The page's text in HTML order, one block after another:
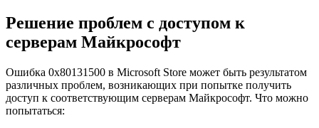
Решение проблем с доступом к
серверам Майкрософт
Ошибка 0x80131500 в Microsoft Store может быть результатом
различных проблем, возникающих при попытке получить
доступ к соответствующим серверам Майкрософт. Что можно
попытаться: